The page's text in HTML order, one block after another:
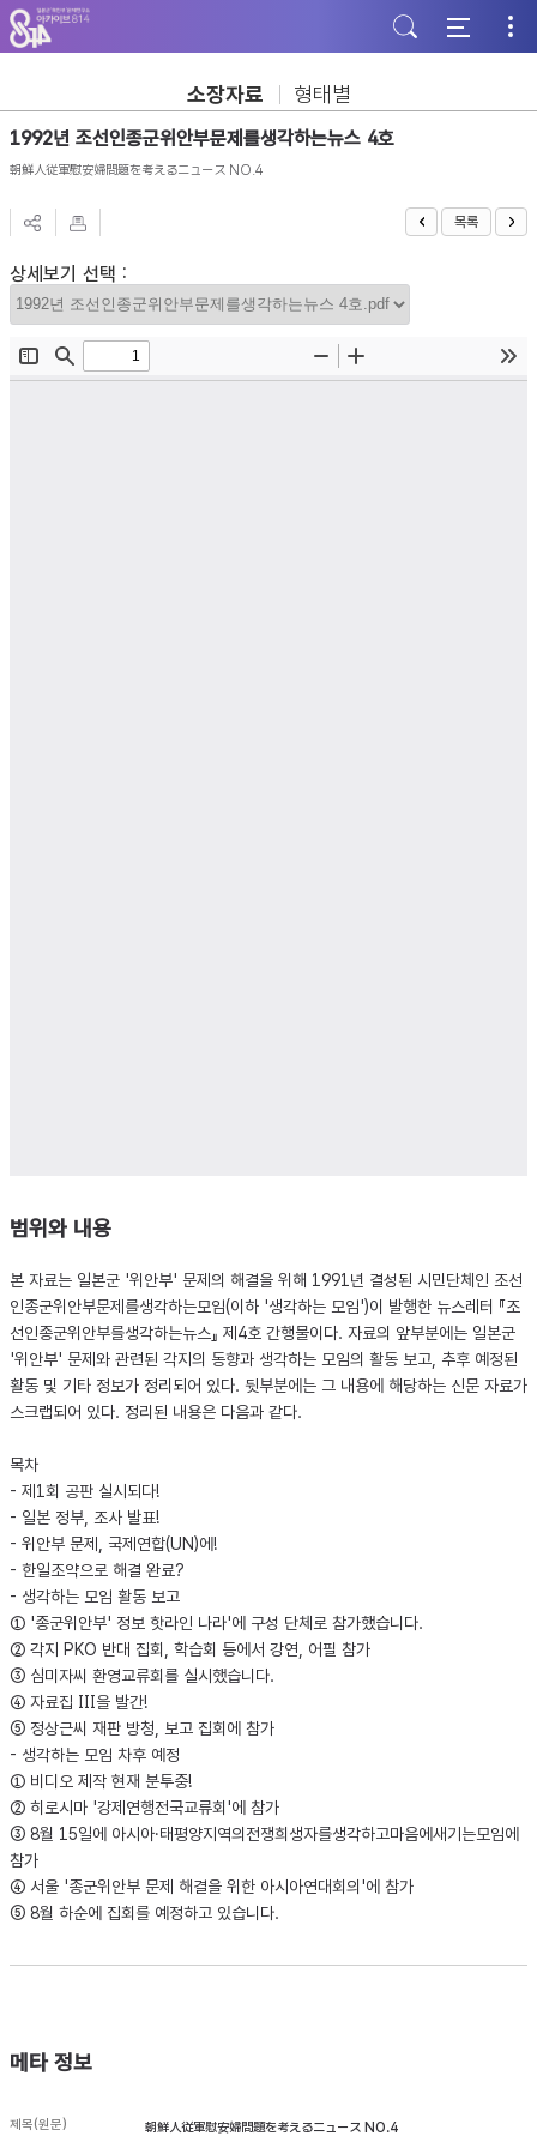
주
메
뉴
가
기
본
문
바
기
하
단
바
기
소장자료 형태별
1992년 조선인종군위안부문제를생각하는뉴스 4호
朝鮮人従軍慰安婦問題を考えるニュース NO.4
목록
상세보기 선택 :
범위와 내용
본 자료는 일본군 '위안부' 문제의 해결을 위해 1991년 결성된 시민단체인 조선
인종군위안부문제를생각하는모임(이하 '생각하는 모임')이 발행한 뉴스레터 『조
선인종군위안부를생각하는뉴스』 제4호 간행물이다. 자료의 앞부분에는 일본군
'위안부' 문제와 관련된 각지의 동향과 생각하는 모임의 활동 보고, 추후 예정된
활동 및 기타 정보가 정리되어 있다. 뒷부분에는 그 내용에 해당하는 신문 자료가
스크랩되어 있다. 정리된 내용은 다음과 같다.
목차
- 제1회 공판 실시되다!
- 일본 정부, 조사 발표!
- 위안부 문제, 국제연합(UN)에!
- 한일조약으로 해결 완료?
- 생각하는 모임 활동 보고
① '종군위안부' 정보 핫라인 나라'에 구성 단체로 참가했습니다.
② 각지 PKO 반대 집회, 학습회 등에서 강연, 어필 참가
③ 심미자씨 환영교류회를 실시했습니다.
④ 자료집 Ⅲ을 발간!
⑤ 정상근씨 재판 방청, 보고 집회에 참가
- 생각하는 모임 차후 예정
① 비디오 제작 현재 분투중!
② 히로시마 '강제연행전국교류회'에 참가
③ 8월 15일에 아시아·태평양지역의전쟁희생자를생각하고마음에새기는모임에
참가
④ 서울 '종군위안부 문제 해결을 위한 아시아연대회의'에 참가
⑤ 8월 하순에 집회를 예정하고 있습니다.
메타 정보
제목(원문) 朝鮮人従軍慰安婦問題を考えるニュース NO.4